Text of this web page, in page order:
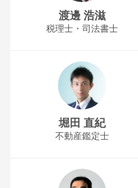
渡邊 浩滋
税理士・司法書士
堀田 直紀
不動産鑑定士